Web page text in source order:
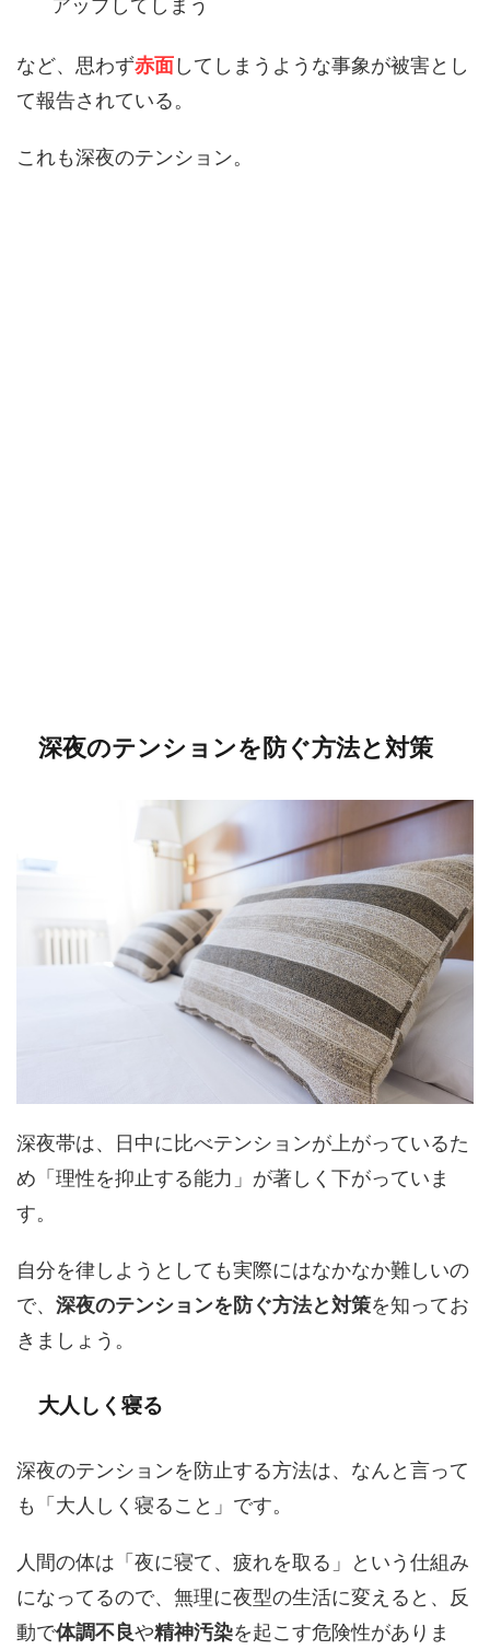
など、思わず赤面してしまうような事象が被害とし
て報告されている。
これも深夜のテンション。
深夜のテンションを防ぐ方法と対策
深夜帯は、日中に比べテンションが上がっているた
め「理性を抑止する能力」が著しく下がっていま
す。
自分を律しようとしても実際にはなかなか難しいの
で、 深夜のテンションを防ぐ方法と対策を知ってお
きましょう。
大人しく寝る
深夜のテンションを防止する方法は、なんと言って
も「大人しく寝ること」です。
人間の体は「夜に寝て、疲れを取る」という仕組み
になってるので、無理に夜型の生活に変えると、反
動で体調不良や精神汚染を起こす危険性がありま